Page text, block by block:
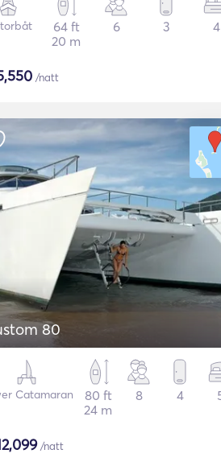
64 ft
20 m
6 3 4
/natt
80
Catamaran
80 ft
24 m
8 4
/natt